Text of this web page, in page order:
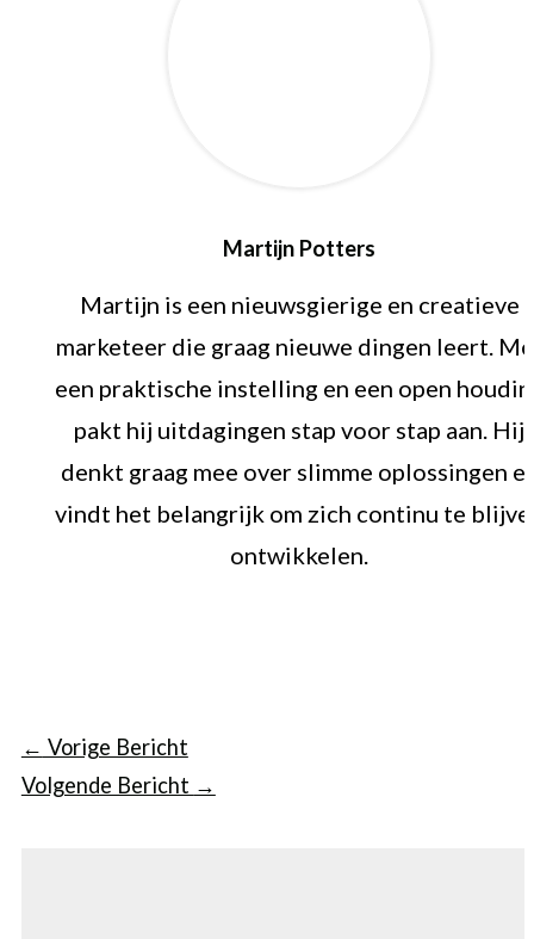
Martijn Potters
Martijn is een nieuwsgierige en creatieve
marketeer die graag nieuwe dingen leert.
een praktische instelling en een open
pakt hij uitdagingen stap voor stap aan. Hij
denkt graag mee over slimme oplossingen
vindt het belangrijk om zich continu te
ontwikkelen.
← Vorige Bericht
Volgende Bericht →